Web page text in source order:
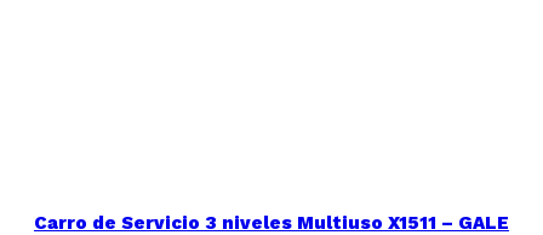
Carro de Servicio 3 niveles Multiuso X1511 – GALE